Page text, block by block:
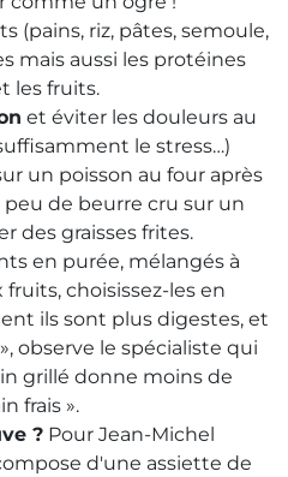
(pains, riz, pâtes, semoule,
mais aussi les protéines
les fruits.
et éviter les douleurs au
le stress…)
un poisson au four après
de beurre cru sur un
des graisses frites.
en purée, mélangés à
choisissez-les en
ils sont plus digestes, et
observe le spécialiste qui
grillé donne moins de
frais ».
? Pour Jean-Michel
d'une assiette de